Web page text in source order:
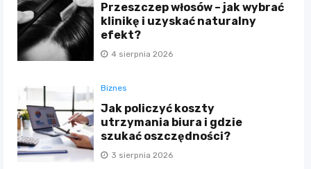
Przeszczep włosów – jak wybrać
klinikę i uzyskać naturalny
efekt?
4 sierpnia 2026
Biznes
Jak policzyć koszty
utrzymania biura i gdzie
szukać oszczędności?
3 sierpnia 2026